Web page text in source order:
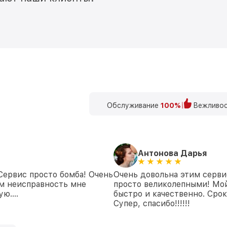
Обслуживание 100%
просто бомба! Очень
неисправность мне
Антонова Дарья
Очень довольна этим
просто великолепными!
быстро и качественно.
Супер, спасибо!!!!!!